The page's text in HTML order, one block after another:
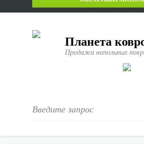
Планета
Продажа напольных